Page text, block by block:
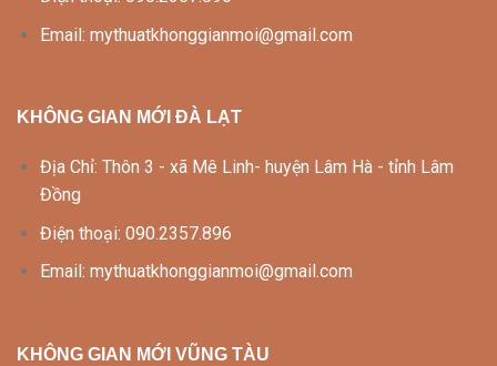
Email: mythuatkhonggianmoi@gmail.com
KHÔNG GIAN MỚI ĐÀ LẠT
Địa Chỉ: Thôn 3 - xã Mê Linh- huyện Lâm Hà - tỉnh Lâm
Đồng
Điện thoại: 090.2357.896
Email: mythuatkhonggianmoi@gmail.com
KHÔNG GIAN MỚI VŨNG TÀU